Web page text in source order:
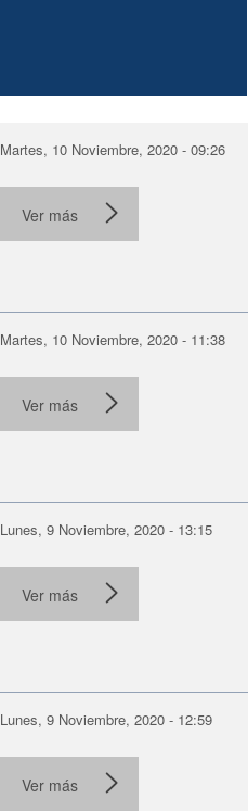
Martes, 10 Noviembre, 2020 - 09:26
Ver más
Martes, 10 Noviembre, 2020 - 11:38
Ver más
Lunes, 9 Noviembre, 2020 - 13:15
Ver más
Lunes, 9 Noviembre, 2020 - 12:59
Ver más